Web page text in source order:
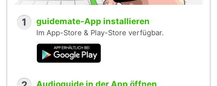
1 guidemate-App installieren
Im App-Store & Play-Store verfügbar.